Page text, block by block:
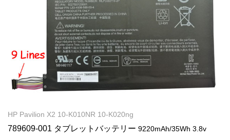
HP Pavilion X2 10-K010NR 10-K020ng
789609-001 タブレットバッテリー 9220mAh/35Wh 3.8v